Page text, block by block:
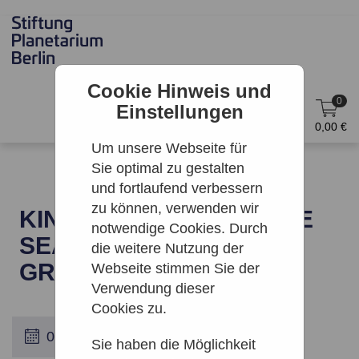
Cookie Hinweis und
Einstellungen
Um unsere Webseite für
Sie optimal zu gestalten
und fortlaufend verbessern
zu können, verwenden wir
notwendige Cookies. Durch
die weitere Nutzung der
Webseite stimmen Sie der
Verwendung dieser
Cookies zu.
Sie haben die Möglichkeit
0
0,00 €
KINO: WONDERS OF THE
SEA 3D | ZEISS-
GROSSPLANETARIUM